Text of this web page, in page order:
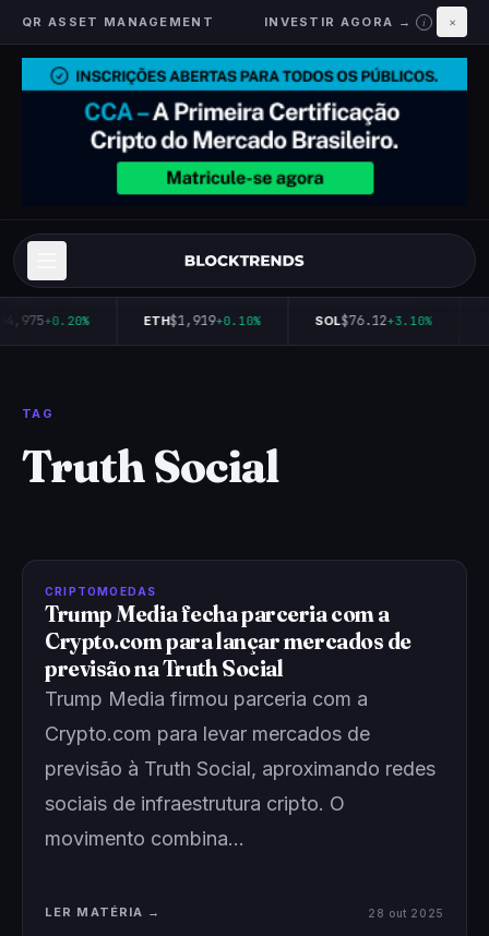
QR ASSET MANAGEMENT INVESTIR AGORA → i ×
+0.20% ETH$1,919+0.10% SOL$76.12+3.10%
TAG
Truth Social
CRIPTOMOEDAS
Trump Media fecha parceria com a
Crypto.com para lançar mercados de
previsão na Truth Social
Trump Media firmou parceria com a
Crypto.com para levar mercados de
previsão à Truth Social, aproximando redes
sociais de infraestrutura cripto. O
movimento combina…
LER MATÉRIA → 28 out 2025